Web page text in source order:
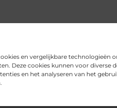
en vergelijkbare technologieën
Deze cookies kunnen voor diverse
en het analyseren van het